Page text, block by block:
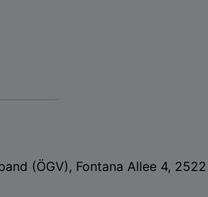
(ÖGV), Fontana Allee 4,